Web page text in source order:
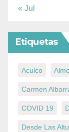
« Jul
Etiquetas
Aculco
Carmen
COVID 19
Desde Las